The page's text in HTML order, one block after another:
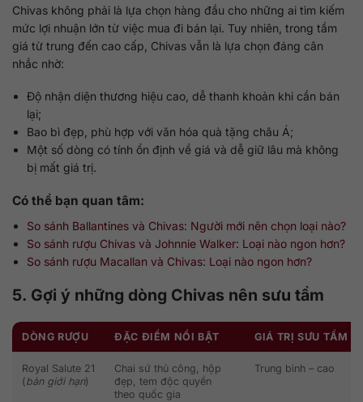
Chivas không phải là lựa chọn hàng đầu cho những ai tìm kiếm
mức lợi nhuận lớn từ việc mua đi bán lại. Tuy nhiên, trong tầm
giá từ trung đến cao cấp, Chivas vẫn là lựa chọn đáng cân
nhắc nhờ:
Độ nhận diện thương hiệu cao, dễ thanh khoản khi cần bán
lại;
Bao bì đẹp, phù hợp với văn hóa quà tặng châu Á;
Một số dòng có tính ổn định về giá và dễ giữ lâu mà không
bị mất giá trị.
Có thể bạn quan tâm:
So sánh Ballantines và Chivas: Người mới nên chọn loại nào?
So sánh rượu Chivas và Johnnie Walker: Loại nào ngon hơn?
So sánh rượu Macallan và Chivas: Loại nào ngon hơn?
5. Gợi ý những dòng Chivas nên sưu tầm
DÒNG RƯỢU ĐẶC ĐIỂM NỔI BẬT GIÁ TRỊ SƯU TẦM
Royal Salute 21
(bản giới hạn)
Chai sứ thủ công, hộp
đẹp, tem độc quyền
theo quốc gia
Trung bình – cao